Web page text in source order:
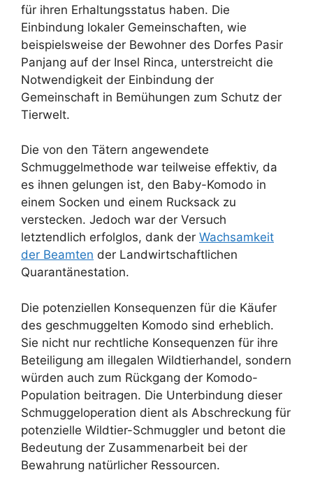
für ihren Erhaltungsstatus haben. Die
Einbindung lokaler Gemeinschaften, wie
beispielsweise der Bewohner des Dorfes Pasir
Panjang auf der Insel Rinca, unterstreicht die
Notwendigkeit der Einbindung der
Gemeinschaft in Bemühungen zum Schutz der
Tierwelt.
Die von den Tätern angewendete
Schmuggelmethode war teilweise effektiv, da
es ihnen gelungen ist, den Baby-Komodo in
einem Socken und einem Rucksack zu
verstecken. Jedoch war der Versuch
letztendlich erfolglos, dank der Wachsamkeit
der Beamten der Landwirtschaftlichen
Quarantänestation.
Die potenziellen Konsequenzen für die Käufer
des geschmuggelten Komodo sind erheblich.
Sie nicht nur rechtliche Konsequenzen für ihre
Beteiligung am illegalen Wildtierhandel, sondern
würden auch zum Rückgang der Komodo-
Population beitragen. Die Unterbindung dieser
Schmuggeloperation dient als Abschreckung für
potenzielle Wildtier-Schmuggler und betont die
Bedeutung der Zusammenarbeit bei der
Bewahrung natürlicher Ressourcen.